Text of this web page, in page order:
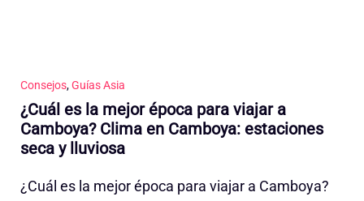
Consejos,Guías Asia
¿Cuál es la mejor época para viajar a
Camboya? Clima en Camboya: estaciones
seca y lluviosa
¿Cuál es la mejor época para viajar a Camboya?